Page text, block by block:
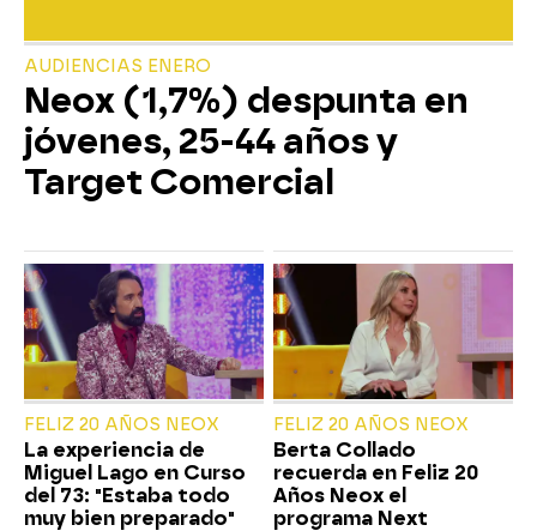
AUDIENCIAS ENERO
Neox (1,7%) despunta en
jóvenes, 25-44 años y
Target Comercial
FELIZ 20 AÑOS NEOX
La experiencia de
Miguel Lago en Curso
del 73: "Estaba todo
muy bien preparado"
FELIZ 20 AÑOS NEOX
Berta Collado
recuerda en Feliz 20
Años Neox el
programa Next